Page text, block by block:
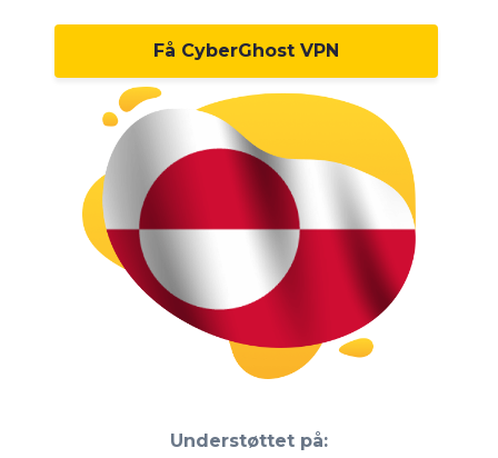
Få CyberGhost VPN
Understøttet på: